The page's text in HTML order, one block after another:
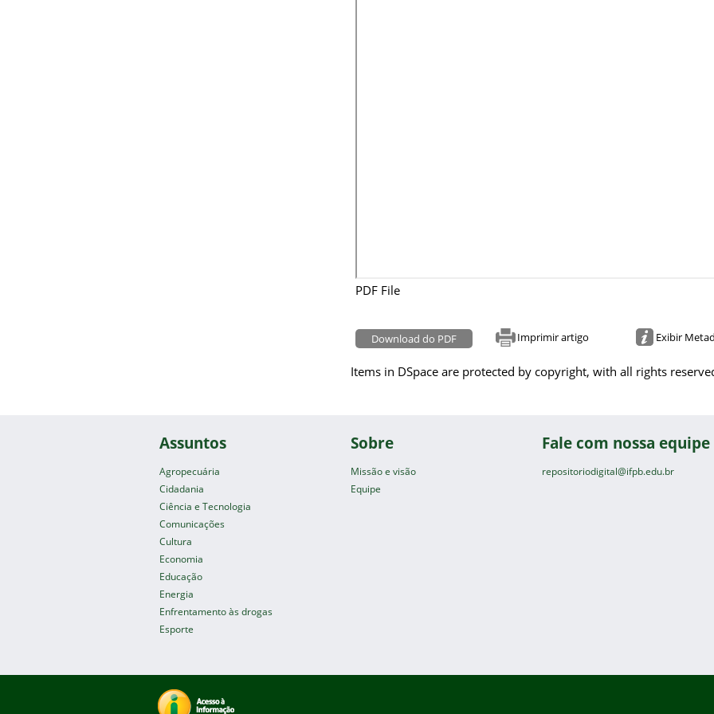
PDF File
Download do PDF Imprimir artigo Exibir
Items in DSpace are protected by copyright, with all rights
Assuntos
Agropecuária
Cidadania
Ciência e Tecnologia
Comunicações
Cultura
Economia
Educação
Energia
Enfrentamento às drogas
Esporte
Sobre
Missão e visão
Equipe
Fale com nossa equipe
repositoriodigital@ifpb.edu.br